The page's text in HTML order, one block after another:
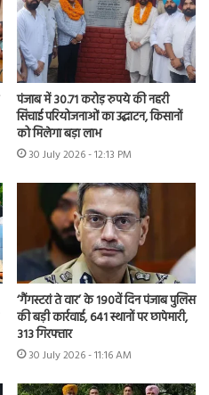
पंजाब में 30.71 करोड़ रुपये की नहरी
सिंचाई परियोजनाओं का उद्घाटन, किसानों
को मिलेगा बड़ा लाभ
30 July 2026 - 12:13 PM
‘गैंगस्टरां ते वार’ के 190वें दिन पंजाब पुलिस
की बड़ी कार्रवाई, 641 स्थानों पर छापेमारी,
313 गिरफ्तार
30 July 2026 - 11:16 AM